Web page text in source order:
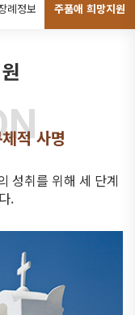
례정보 주품애 희망지원
적 사명
성취를 위해 세 단계
.